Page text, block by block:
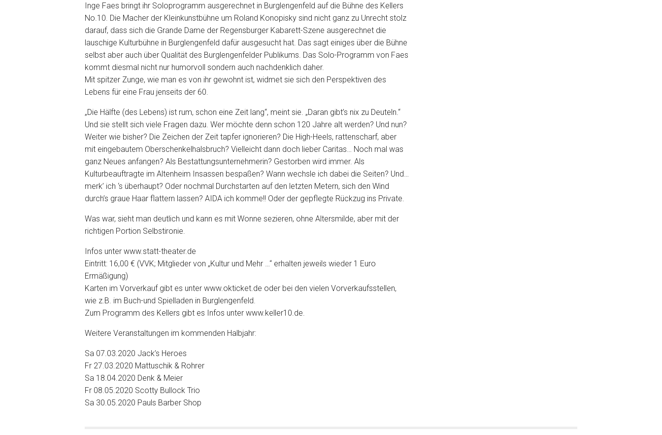
Inge Faes bringt ihr Soloprogramm ausgerechnet in Burglengenfeld auf die Bühne des Kellers
No.10. Die Macher der Kleinkunstbühne um Roland Konopisky sind nicht ganz zu Unrecht stolz
darauf, dass sich die Grande Dame der Regensburger Kabarett-Szene ausgerechnet die
lauschige Kulturbühne in Burglengenfeld dafür ausgesucht hat. Das sagt einiges über die Bühne
selbst aber auch über Qualität des Burglengenfelder Publikums. Das Solo-Programm von Faes
kommt diesmal nicht nur humorvoll sondern auch nachdenklich daher.
Mit spitzer Zunge, wie man es von ihr gewohnt ist, widmet sie sich den Perspektiven des
Lebens für eine Frau jenseits der 60.
„Die Hälfte (des Lebens) ist rum, schon eine Zeit lang“, meint sie. „Daran gibt’s nix zu Deuteln.“
Und sie stellt sich viele Fragen dazu. Wer möchte denn schon 120 Jahre alt werden? Und nun?
Weiter wie bisher? Die Zeichen der Zeit tapfer ignorieren? Die High-Heels, rattenscharf, aber
mit eingebautem Oberschenkelhalsbruch? Vielleicht dann doch lieber Caritas… Noch mal was
ganz Neues anfangen? Als Bestattungsunternehmerin? Gestorben wird immer. Als
Kulturbeauftragte im Altenheim Insassen bespaßen? Wann wechsle ich dabei die Seiten? Und…
merk’ ich ‘s überhaupt? Oder nochmal Durchstarten auf den letzten Metern, sich den Wind
durch’s graue Haar flattern lassen? AIDA ich komme!! Oder der gepflegte Rückzug ins Private.
Was war, sieht man deutlich und kann es mit Wonne sezieren, ohne Altersmilde, aber mit der
richtigen Portion Selbstironie.
Infos unter www.statt-theater.de
Eintritt: 16,00 € (VVK; Mitglieder von „Kultur und Mehr …“ erhalten jeweils wieder 1 Euro
Ermäßigung)
Karten im Vorverkauf gibt es unter www.okticket.de oder bei den vielen Vorverkaufsstellen,
wie z.B. im Buch-und Spielladen in Burglengenfeld.
Zum Programm des Kellers gibt es Infos unter www.keller10.de.
Weitere Veranstaltungen im kommenden Halbjahr:
Sa 07.03.2020 Jack’s Heroes
Fr 27.03.2020 Mattuschik & Rohrer
Sa 18.04.2020 Denk & Meier
Fr 08.05.2020 Scotty Bullock Trio
Sa 30.05.2020 Pauls Barber Shop